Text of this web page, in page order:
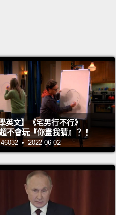
英文】《宅男行不行》
不會玩『你畫我猜』？！
• 2022-06-02